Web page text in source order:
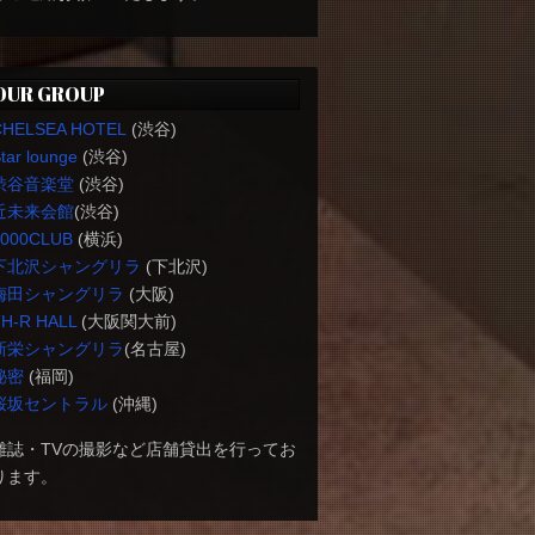
GROUP
HOTEL
(渋谷)
lounge(渋谷)
谷音楽堂(渋谷)
未来会館(渋谷)
(横浜)
北沢シャングリラ (下北沢)
田シャングリラ (大阪)
R HALL (大阪関大前)
栄シャングリラ(名古屋)
密(福岡)
坂セントラル(沖縄)
誌・TVの撮影など店舗貸出を行ってお
ます。